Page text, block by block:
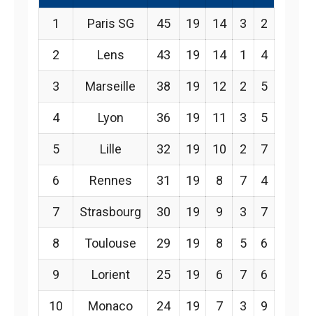
1 Paris SG 45 19 14 3 2
2 Lens 43 19 14 1 4
3 Marseille 38 19 12 2 5
4 Lyon 36 19 11 3 5
5 Lille 32 19 10 2 7
6 Rennes 31 19 8 7 4
7 Strasbourg 30 19 9 3 7
8 Toulouse 29 19 8 5 6
9 Lorient 25 19 6 7 6
10 Monaco 24 19 7 3 9